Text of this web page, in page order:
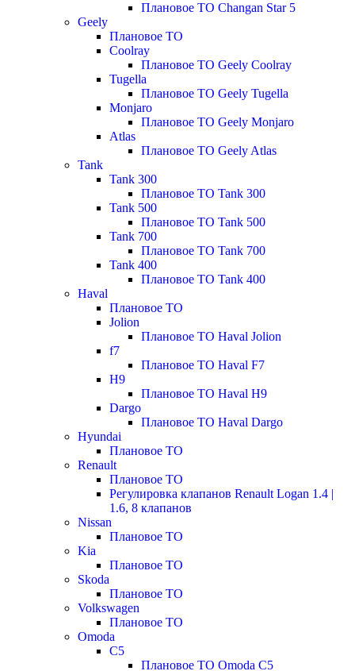
Плановое ТО Changan Star 5
Geely
Плановое ТО
Coolray
Плановое ТО Geely Coolray
Tugella
Плановое ТО Geely Tugella
Monjaro
Плановое ТО Geely Monjaro
Atlas
Плановое ТО Geely Atlas
Tank
Tank 300
Плановое ТО Tank 300
Tank 500
Плановое ТО Tank 500
Tank 700
Плановое ТО Tank 700
Tank 400
Плановое ТО Tank 400
Haval
Плановое ТО
Jolion
Плановое ТО Haval Jolion
f7
Плановое ТО Haval F7
H9
Плановое ТО Haval H9
Dargo
Плановое ТО Haval Dargo
Hyundai
Плановое ТО
Renault
Плановое ТО
Регулировка клапанов Renault Logan 1.4 |
1.6, 8 клапанов
Nissan
Плановое ТО
Kia
Плановое ТО
Skoda
Плановое ТО
Volkswagen
Плановое ТО
Omoda
C5
Плановое ТО Omoda C5